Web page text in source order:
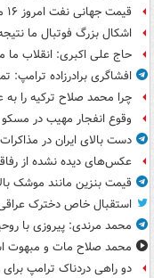
قیمت جهانی نفت امروز ۱۶ مرداد
اشکال بزرگ فوتبال ما
حاج علی اکبری: انقلاب
افشاگری برادرزاده
چرا محمد صلاح ترکیه را به
وقوع انفجار مهیب در مسکو
دست بالای ایران در
عکس‌های دیده نشده از
قیمت بنزین مانند موشک
استقبال خاص دخترک عراقی
محمد مرندی: پیروزی با
محمد صلاح مات و مبهوت
دو راهی دردناک ترامپ